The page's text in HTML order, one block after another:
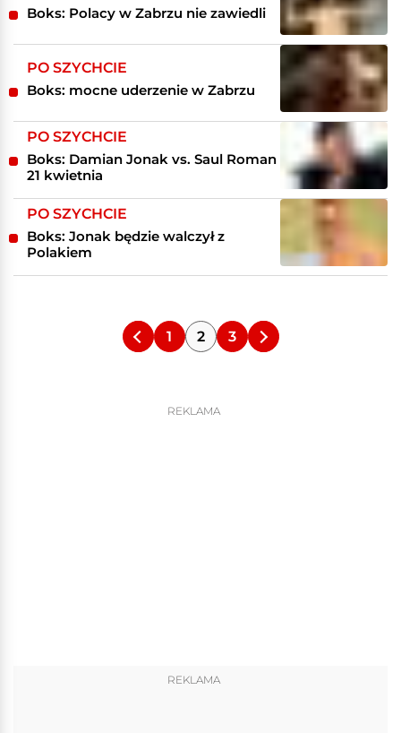
Boks: Polacy w Zabrzu nie zawiedli
PO SZYCHCIE
Boks: mocne uderzenie w Zabrzu
PO SZYCHCIE
Boks: Damian Jonak vs. Saul Roman
21 kwietnia
PO SZYCHCIE
Boks: Jonak będzie walczył z
Polakiem
1 2 3
REKLAMA
REKLAMA